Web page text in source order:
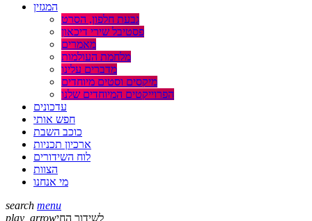
המגזין
גבעת חלפון, הסרט
פסטיבל שירי דיכאון
מאמרים
מלחמת העולמות
מדברים עלינו
מיקסים וסטים מיוחדים
הפרוייקטים המיוחדים שלנו
עדכונים
חפש אותי
כוכב השבת
ארכיון תכניות
לוח השידורים
הצוות
מי אנחנו
search menu
play_arrowלשידור החי